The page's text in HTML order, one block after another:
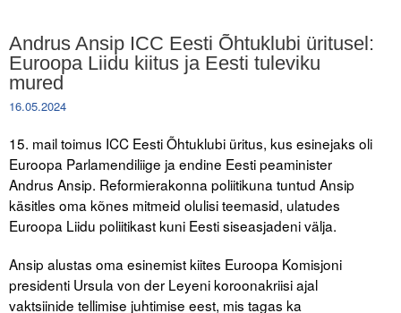
ICC Eesti liikmebaas
Liikmete pakkumised
Kalender
ICC Eesti
Publikatsioonid
Andrus Ansip ICC Eesti Õhtuklubi üritusel:
Euroopa Liidu kiitus ja Eesti tuleviku
mured
16.05.2024
15. mail toimus ICC Eesti Õhtuklubi üritus, kus esinejaks oli
Euroopa Parlamendiliige ja endine Eesti peaminister
Andrus Ansip. Reformierakonna poliitikuna tuntud Ansip
käsitles oma kõnes mitmeid olulisi teemasid, ulatudes
Euroopa Liidu poliitikast kuni Eesti siseasjadeni välja.
Ansip alustas oma esinemist kiites Euroopa Komisjoni
presidenti Ursula von der Leyeni koroonakriisi ajal
vaktsiinide tellimise juhtimise eest, mis tagas ka